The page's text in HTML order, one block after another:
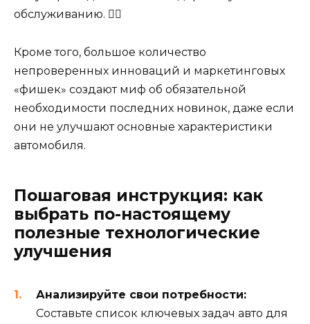
обслуживанию. 😵‍💫
Кроме того, большое количество
непроверенных инноваций и маркетинговых
«фишек» создают миф об обязательной
необходимости последних новинок, даже если
они не улучшают основные характеристики
автомобиля.
Пошаговая инструкция: как
выбрать по-настоящему
полезные технологические
улучшения
Анализируйте свои потребности:
Составьте список ключевых задач авто для